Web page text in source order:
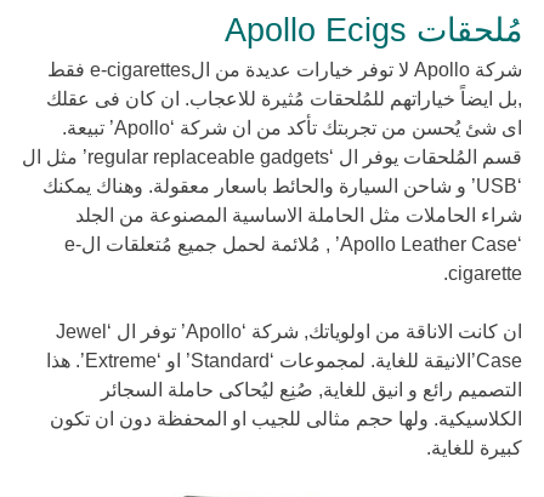
مُلحقات Apollo Ecigs
شركة Apollo لا توفر خيارات عديدة من الe-cigarettes فقط
,بل ايضاً خياراتهم للمُلحقات مُثيرة للاعجاب. ان كان فى عقلك
اى شئ يُحسن من تجربتك تأكد من ان شركة ‘Apollo’ تبيعة.
قسم المُلحقات يوفر ال ‘regular replaceable gadgets’ مثل ال
‘USB’ و شاحن السيارة والحائط باسعار معقولة. وهناك يمكنك
شراء الحاملات مثل الحاملة الاساسية المصنوعة من الجلد
‘Apollo Leather Case’ , مُلائمة لحمل جميع مُتعلقات الe-
cigarette.
ان كانت الاناقة من اولوياتك, شركة ‘Apollo’ توفر ال ‘Jewel
Case’الانيقة للغاية. لمجموعات ‘Standard’ او ‘Extreme’. هذا
التصميم رائع و انيق للغاية, صُنِع ليُحاكى حاملة السجائر
الكلاسيكية. ولها حجم مثالى للجيب او المحفظة دون ان تكون
كبيرة للغاية.